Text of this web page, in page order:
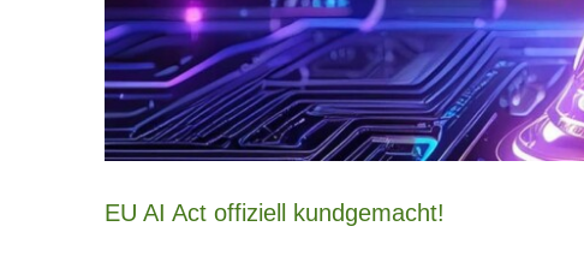
EU AI Act offiziell kundgemacht!